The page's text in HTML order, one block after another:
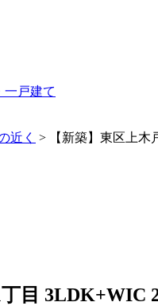
近く > 【新築】東区上木
目 3LDK+WIC